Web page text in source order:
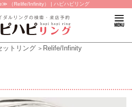
（Relife/Infinity） | ハピハピリング
ットリング Relife/Infinity